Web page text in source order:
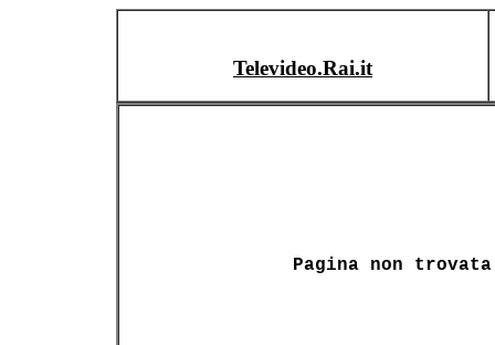
Televideo.Rai.it
Pagina non trovata